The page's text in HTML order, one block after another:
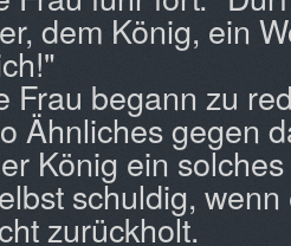
dem König, ein
Frau begann zu
Ähnliches gegen
König ein
schuldig,
zurückholt.